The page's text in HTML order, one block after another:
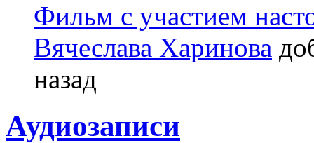
Фильм с участием
Вячеслава Харинова
назад
Аудиозаписи